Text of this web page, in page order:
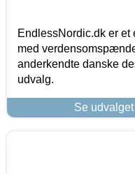
EndlessNordic.dk er et
med
anderkendte danske
udvalg.
Se